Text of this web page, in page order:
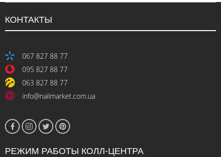
КОНТАКТЫ
067 827 88 77
095 827 88 77
063 827 88 77
info@nailmarket.com.ua
РЕЖИМ РАБОТЫ КОЛЛ-ЦЕНТРА